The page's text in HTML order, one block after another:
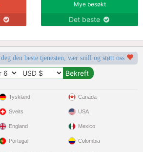
Mye besøkt
Det beste
den beste tjenesten, vær snill og støtt oss
Tyskland
Sveits
England
Portugal
Canada
USA
Mexico
Colombia